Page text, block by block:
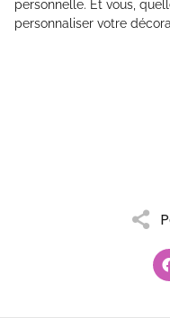
personnelle. Et vous,
personnaliser votre